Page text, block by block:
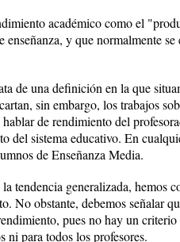
académico como el
y que normalmente
de una definición en la que
sin embargo, los trabajos
de rendimiento del
del sistema educativo. En
de Enseñanza Media.
tendencia generalizada, hemos
No obstante, debemos señalar
pues no hay un
ni para todos los profesores.